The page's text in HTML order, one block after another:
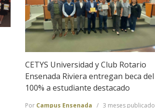
CETYS Universidad y Club Rotario
Ensenada Riviera entregan beca del
100% a estudiante destacado
Por Campus Ensenada 3 meses publicado